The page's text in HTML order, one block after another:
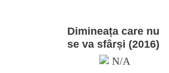
Dimineața care nu
se va sfârși (2016)
N/A